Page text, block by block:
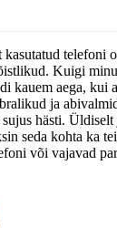
telefoni
Kuigi
kauem aega, kui
ja
hästi. Üldiselt
seda kohta ka
või vajavad